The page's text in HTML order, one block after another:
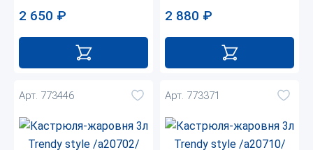
2 650 ₽ 2 880 ₽
Арт. 773446 Арт. 773371